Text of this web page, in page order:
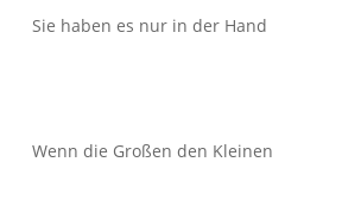
Sie haben es nur in der Hand
Wenn die Großen den Kleinen